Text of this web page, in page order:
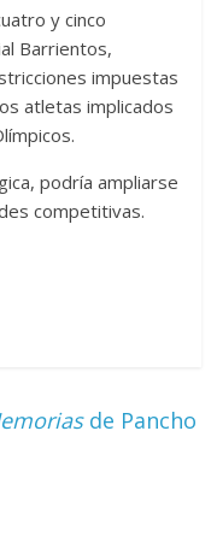
y cinco
Barrientos,
impuestas
atletas implicados
podría ampliarse
competitivas.
de Pancho